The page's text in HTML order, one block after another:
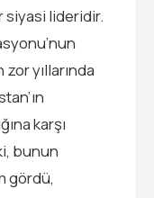
siyasi lideridir.
yıllarında
karşı
bunun
gördü,